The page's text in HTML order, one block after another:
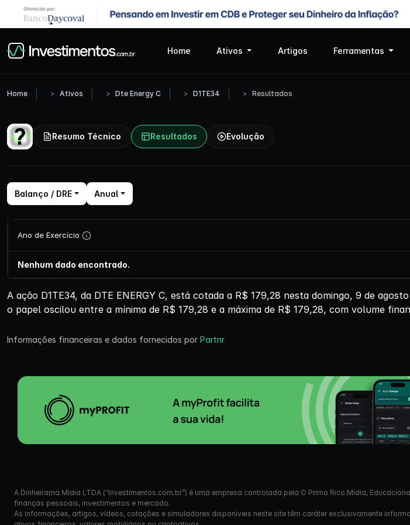
Home Ativos Artigos Ferramentas
Home Ativos Dte Energy C D1TE34 Resultados
Resumo Técnico Resultados Evolução
Balanço / DRE Anual
Ano de Exercício
Nenhum dado encontrado.
A ação D1TE34, da DTE ENERGY C, está cotada a R$ 179,28 nesta domingo, 9 de
o papel oscilou entre a mínima de R$ 179,28 e a máxima de R$ 179,28, com volume
Informações financeiras e dados fornecidos por Partnr
A Dinheirama Mídia LTDA (“Investimentos.com.br”) é uma empresa controlada pela O Primo Rico Mídia,
finanças pessoais, investimentos e mercado.
As informações, artigos, vídeos, cotações e simuladores disponíveis neste site têm caráter exclusivamente